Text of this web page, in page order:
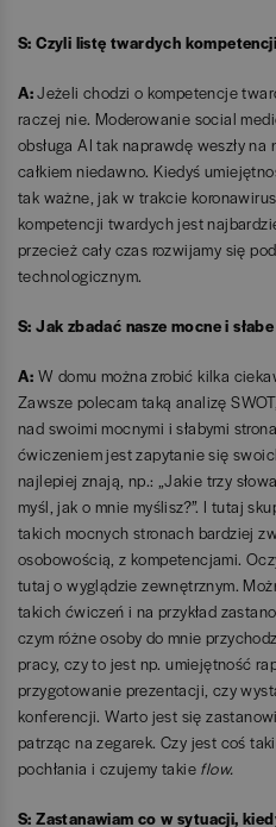
S: Czyli listę twardych
A:Jeżeli chodzi o kompetencje
raczej nie. Moderowanie social
obsługa AI tak naprawdę weszły na
całkiem niedawno. Kiedyś
tak ważne, jak w trakcie
kompetencji twardych jest
przecież cały czas rozwijamy się
technologicznym.
S: Jak zbadać nasze mocne i
A: W domu można zrobić kilka
Zawsze polecam taką analizę
nad swoimi mocnymi i słabymi
ćwiczeniem jest zapytanie się
najlepiej znają, np.: „Jakie trzy
myśl, jak o mnie myślisz?”. I tutaj
takich mocnych stronach bardziej
osobowością, z kompetencjami.
tutaj o wyglądzie zewnętrznym.
takich ćwiczeń i na przykład
czym różne osoby do mnie
pracy, czy to jest np. umiejętność
przygotowanie prezentacji, czy
konferencji. Warto jest się
patrząc na zegarek. Czy jest coś
pochłania i czujemy takie flow.
S: Zastanawiam co w sytuacji,